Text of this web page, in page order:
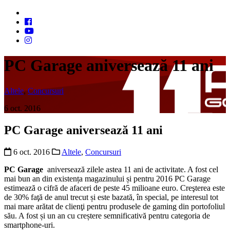
PC Garage aniversează 11 ani
Altele,Concursuri
6 oct. 2016
PC Garage aniversează 11 ani
6 oct. 2016 Altele, Concursuri
PC Garage aniversează zilele astea 11 ani de activitate. A fost cel
mai bun an din existența magazinului și pentru 2016 PC Garage
estimează o cifră de afaceri de peste 45 milioane euro. Creşterea este
de 30% faţă de anul trecut și este bazată, în special, pe interesul tot
mai mare arătat de clienţi pentru produsele de gaming din portofoliul
său. A fost și un an cu creștere semnificativă pentru categoria de
smartphone-uri.